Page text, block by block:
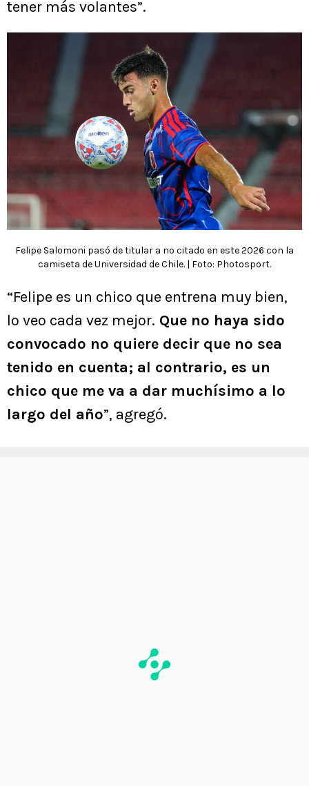
tener más volantes”.
Felipe Salomoni pasó de titular a no citado en este 2026 con la
camiseta de Universidad de Chile. | Foto: Photosport.
“Felipe es un chico que entrena muy bien,
lo veo cada vez mejor. Que no haya sido
convocado no quiere decir que no sea
tenido en cuenta; al contrario, es un
chico que me va a dar muchísimo a lo
largo del año”, agregó.